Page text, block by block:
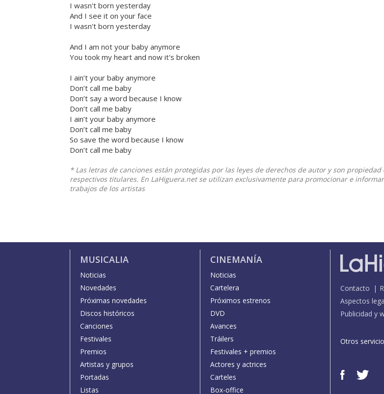
I wasn't born yesterday
And I see it on your face
I wasn't born yesterday
And I am not your baby anymore
You took my heart and now it's broken
I ain’t your baby anymore
Don’t call me baby
Don’t say a word because I know
Don’t call me baby
I ain’t your baby anymore
Don’t call me baby
So save the word because I know
Don’t call me baby
* Las letras de canciones están protegidas por las leyes de derechos de autor y son propiedad
respectivos titulares. En LaHiguera.net se utilizan exclusivamente para promocionar e
trabajos de los artistas
MUSICALIA
Noticias
Novedades
Próximas novedades
Discos históricos
Canciones
Festivales
Premios
Artistas y grupos
Portadas
Listas
CINEMANÍA
Noticias
Cartelera
Próximos estrenos
DVD
Avances
Tráilers
Festivales + premios
Actores y actrices
Carteles
Box-office
Contacto
Aspectos
Publicidad y
Otros